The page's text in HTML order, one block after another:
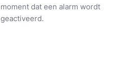
moment dat een alarm wordt
geactiveerd.